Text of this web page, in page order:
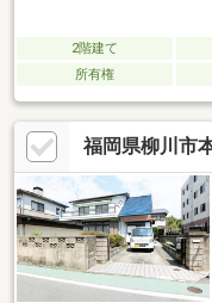
2階建て
所有権
福岡県柳川市